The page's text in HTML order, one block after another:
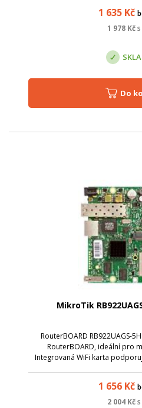
1 635 Kč
1 978 Kč
Do
MikroTik
RouterBOARD RB922UAGS-
RouterBOARD, ideální pro
Integrovaná WiFi karta
1 656 Kč
2 004 Kč